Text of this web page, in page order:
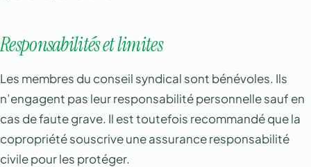
Responsabilités et limites
Les membres du conseil syndical sont bénévoles. Ils
n’engagent pas leur responsabilité personnelle sauf en
cas de faute grave. Il est toutefois recommandé que la
copropriété souscrive une assurance responsabilité
civile pour les protéger.